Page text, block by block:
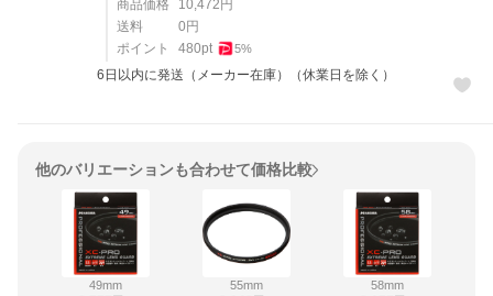
商品価格 10,472 円
送料
0円
ポイント
480pt 5%
6日以内に発送（メーカー在庫）（休業日を除く）
他のバリエーションも合わせて価格比較
49mm 55mm 58mm